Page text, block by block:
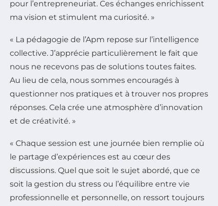
pour l’entrepreneuriat. Ces échanges enrichissent
ma vision et stimulent ma curiosité. »
« La pédagogie de l’Apm repose sur l’intelligence
collective. J’apprécie particulièrement le fait que
nous ne recevons pas de solutions toutes faites.
Au lieu de cela, nous sommes encouragés à
questionner nos pratiques et à trouver nos propres
réponses. Cela crée une atmosphère d’innovation
et de créativité. »
« Chaque session est une journée bien remplie où
le partage d’expériences est au cœur des
discussions. Quel que soit le sujet abordé, que ce
soit la gestion du stress ou l’équilibre entre vie
professionnelle et personnelle, on ressort toujours